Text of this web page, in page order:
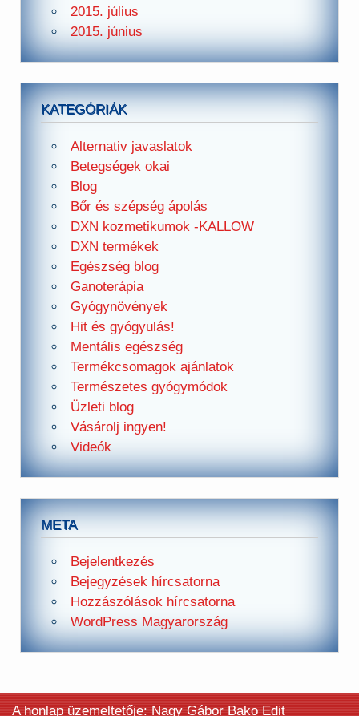
2015. július
2015. június
KATEGÓRIÁK
Alternativ javaslatok
Betegségek okai
Blog
Bőr és szépség ápolás
DXN kozmetikumok -KALLOW
DXN termékek
Egészség blog
Ganoterápia
Gyógynövények
Hit és gyógyulás!
Mentális egészség
Termékcsomagok ajánlatok
Természetes gyógymódok
Üzleti blog
Vásárolj ingyen!
Videók
META
Bejelentkezés
Bejegyzések hírcsatorna
Hozzászólások hírcsatorna
WordPress Magyarország
A honlap üzemeltetője: Nagy Gábor Bako Edit